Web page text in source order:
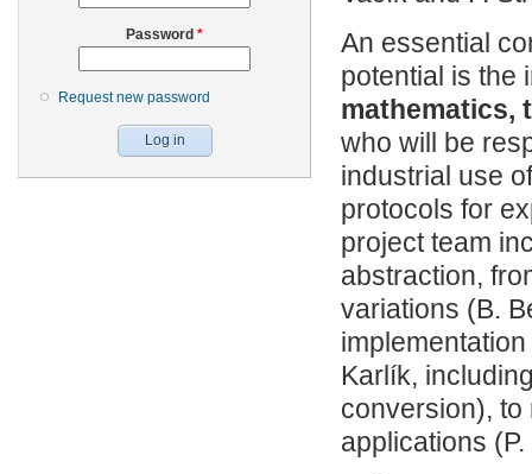
Password *
Request new password
An essential
potential is the
mathematics,
who will be
industrial use
protocols for
project team
abstraction,
variations (B.
Karlík,
conversion), to
applications